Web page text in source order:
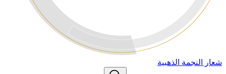
شعار النجمة الذهبية